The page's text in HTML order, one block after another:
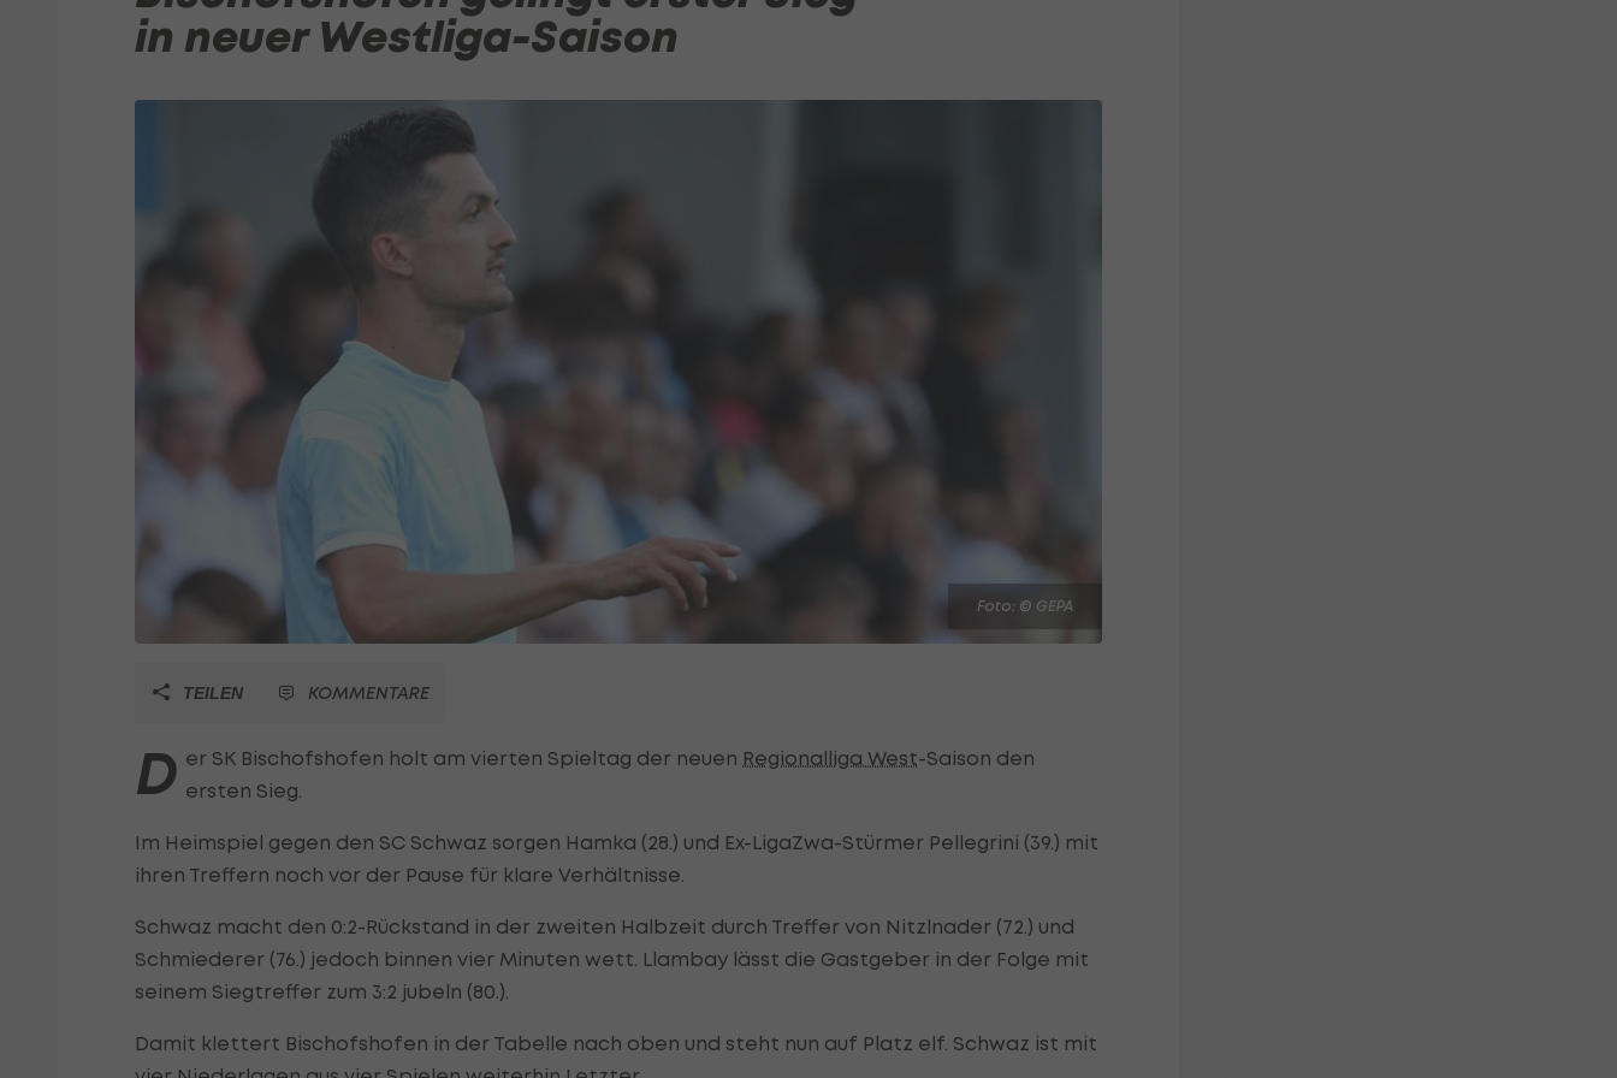
in neuer Westliga-Saison
Foto: © GEPA
TEILEN KOMMENTARE
D er SK Bischofshofen holt am vierten Spieltag der neuen Regionalliga West-Saison den
ersten Sieg.
Im Heimspiel gegen den SC Schwaz sorgen Hamka (28.) und Ex-LigaZwa-Stürmer Pellegrini (39.) mit
ihren Treffern noch vor der Pause für klare Verhältnisse.
Schwaz macht den 0:2-Rückstand in der zweiten Halbzeit durch Treffer von Nitzlnader (72.) und
Schmiederer (76.) jedoch binnen vier Minuten wett. Llambay lässt die Gastgeber in der Folge mit
seinem Siegtreffer zum 3:2 jubeln (80.).
Damit klettert Bischofshofen in der Tabelle nach oben und steht nun auf Platz elf. Schwaz ist mit